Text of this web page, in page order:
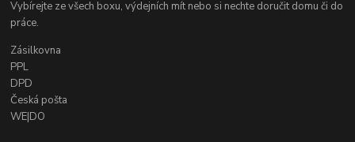
Vybírejte ze všech boxu, výdejních mít nebo si nechte doručit domu či do
práce.
Zásilkovna
PPL
DPD
Česká pošta
WE|DO